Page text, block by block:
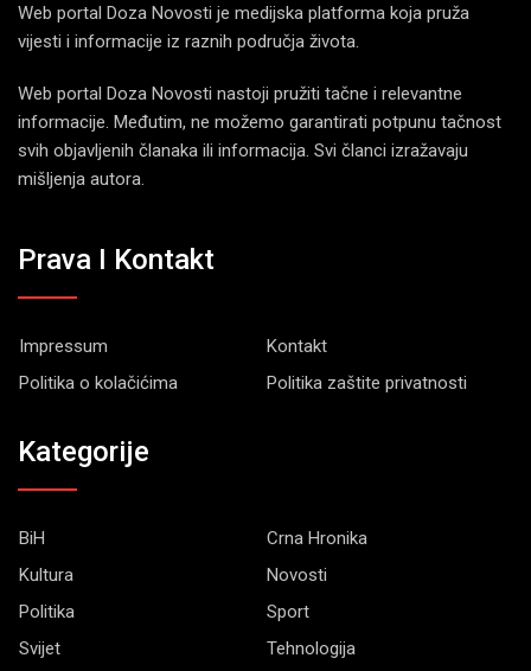
Web portal Doza Novosti je medijska platforma koja pruža
vijesti i informacije iz raznih područja života.
Web portal Doza Novosti nastoji pružiti tačne i relevantne
informacije. Međutim, ne možemo garantirati potpunu tačnost
svih objavljenih članaka ili informacija. Svi članci izražavaju
mišljenja autora.
Prava I Kontakt
Impressum
Kontakt
Politika o kolačićima
Politika zaštite privatnosti
Kategorije
BiH
Crna Hronika
Kultura
Novosti
Politika
Sport
Svijet
Tehnologija